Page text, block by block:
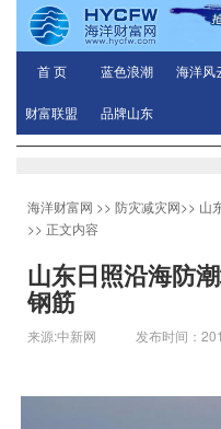
首 页 蓝色浪潮 海洋风
财富联盟 品牌山东
海洋财富网 >> 防灾减灾网>> 山
>> 正文内容
山东日照沿海防
钢筋
来源:中新网 发布时间：